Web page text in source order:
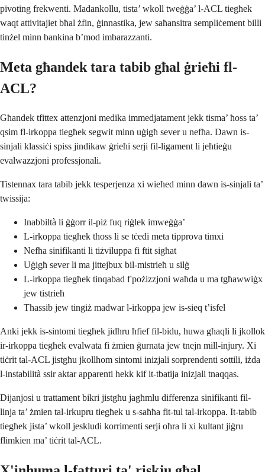
pivoting frekwenti. Madankollu, tista’ wkoll tweġġa’ l-ACL tiegħek
waqt attivitajiet bħal żfin, ġinnastika, jew saħansitra sempliċement billi
tinżel minn bankina b’mod imbarazzanti.
Meta għandek tara tabib għal ġrieħi fl-
ACL?
Għandek tfittex attenzjoni medika immedjatament jekk tisma’ ħoss ta’
qsim fl-irkoppa tiegħek segwit minn uġigħ sever u nefħa. Dawn is-
sinjali klassiċi spiss jindikaw ġrieħi serji fil-ligament li jeħtieġu
evalwazzjoni professjonali.
Tistennax tara tabib jekk tesperjenza xi wieħed minn dawn is-sinjali ta’
twissija:
Inabbiltà li ġġorr il-piż fuq riġlek imweġġa’
L-irkoppa tiegħek tħoss li se tċedi meta tipprova timxi
Nefħa sinifikanti li tiżviluppa fi ftit sigħat
Uġigħ sever li ma jittejbux bil-mistrieħ u silġ
L-irkoppa tiegħek tinqabad f'pożizzjoni waħda u ma tgħawwiġx
jew tistrieħ
Tħassib jew tingiż madwar l-irkoppa jew is-sieq t’isfel
Anki jekk is-sintomi tiegħek jidhru ħfief fil-bidu, huwa għaqli li jkollok
ir-irkoppa tiegħek evalwata fi żmien ġurnata jew tnejn mill-injury. Xi
tiċrit tal-ACL jistgħu jkollhom sintomi inizjali sorprendenti sottili, iżda
l-instabilità ssir aktar apparenti hekk kif it-tbatija inizjali tnaqqas.
Dijanjosi u trattament bikri jistgħu jagħmlu differenza sinifikanti fil-
linja ta’ żmien tal-irkupru tiegħek u s-saħħa fit-tul tal-irkoppa. It-tabib
tiegħek jista’ wkoll jeskludi korrimenti serji oħra li xi kultant jiġru
flimkien ma’ tiċrit tal-ACL.